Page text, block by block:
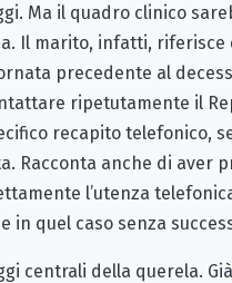
Ma il quadro clinico
Il marito, infatti, riferisce
precedente al
ripetutamente il
recapito telefonico,
Racconta anche di aver
l’utenza
in quel caso senza
centrali della querela.